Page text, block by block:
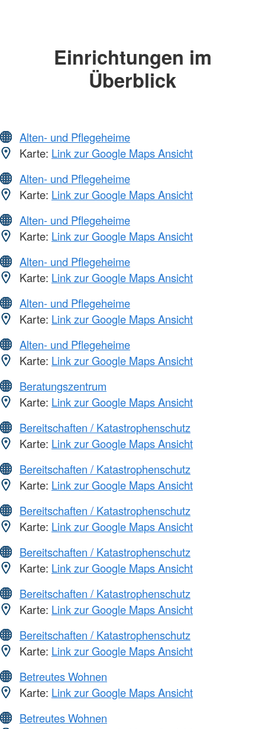
Einrichtungen im
Überblick
Alten- und Pflegeheime
Karte: Link zur Google Maps Ansicht
Alten- und Pflegeheime
Karte: Link zur Google Maps Ansicht
Alten- und Pflegeheime
Karte: Link zur Google Maps Ansicht
Alten- und Pflegeheime
Karte: Link zur Google Maps Ansicht
Alten- und Pflegeheime
Karte: Link zur Google Maps Ansicht
Alten- und Pflegeheime
Karte: Link zur Google Maps Ansicht
Beratungszentrum
Karte: Link zur Google Maps Ansicht
Bereitschaften / Katastrophenschutz
Karte: Link zur Google Maps Ansicht
Bereitschaften / Katastrophenschutz
Karte: Link zur Google Maps Ansicht
Bereitschaften / Katastrophenschutz
Karte: Link zur Google Maps Ansicht
Bereitschaften / Katastrophenschutz
Karte: Link zur Google Maps Ansicht
Bereitschaften / Katastrophenschutz
Karte: Link zur Google Maps Ansicht
Bereitschaften / Katastrophenschutz
Karte: Link zur Google Maps Ansicht
Betreutes Wohnen
Karte: Link zur Google Maps Ansicht
Betreutes Wohnen